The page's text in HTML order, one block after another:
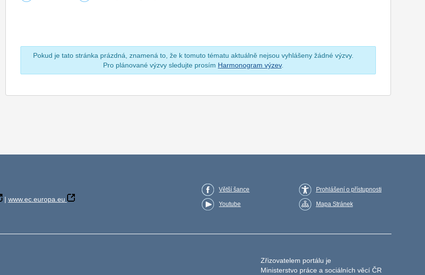
Pokud je tato stránka prázdná, znamená to, že k tomuto tématu aktuálně nejsou vyhlášeny žádné výzvy.
Pro plánované výzvy sledujte prosím Harmonogram výzev.
| www.ec.europa.eu
Větší šance
Youtube
Prohlášení o přístupnosti
Mapa Stránek
Zřizovatelem portálu je
Ministerstvo práce a sociálních věcí ČR